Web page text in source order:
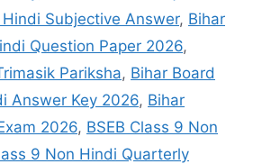
Subjective Answer, Bihar
Question Paper 2026,
Pariksha, Bihar Board
Answer Key 2026, Bihar
2026, BSEB Class 9 Non
9 Non Hindi Quarterly